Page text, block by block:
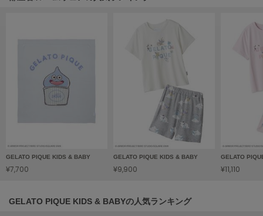
le coq sportif
GELATO PIQUE KIDS & BABY
¥7,700
GELATO PIQUE KIDS & BABY
¥9,900
GELATO
¥11,110
GELATO PIQUE KIDS & BABYの人気ランキング